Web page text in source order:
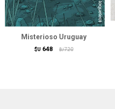
Misterioso Uruguay
$U 648 $U 720